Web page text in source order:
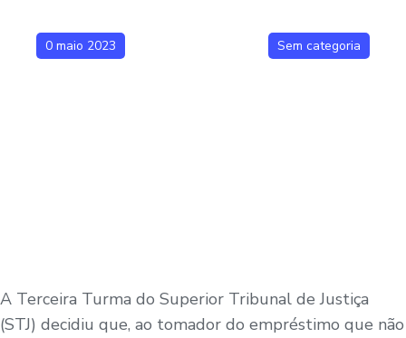
0 maio 2023 Sem categoria
A Terceira Turma do Superior Tribunal de Justiça
(STJ) decidiu que, ao tomador do empréstimo que não